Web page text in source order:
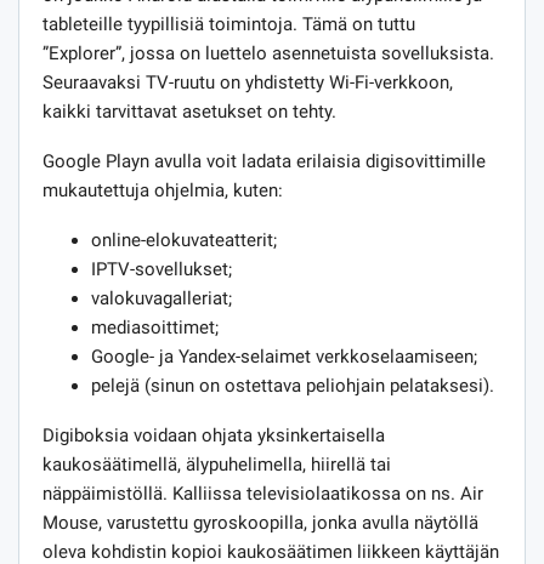
tableteille tyypillisiä toimintoja. Tämä on tuttu
”Explorer”, jossa on luettelo asennetuista sovelluksista.
Seuraavaksi TV-ruutu on yhdistetty Wi-Fi-verkkoon,
kaikki tarvittavat asetukset on tehty.
Google Playn avulla voit ladata erilaisia ​​digisovittimille
mukautettuja ohjelmia, kuten:
online-elokuvateatterit;
IPTV-sovellukset;
valokuvagalleriat;
mediasoittimet;
Google- ja Yandex-selaimet verkkoselaamiseen;
pelejä (sinun on ostettava peliohjain pelataksesi).
Digiboksia voidaan ohjata yksinkertaisella
kaukosäätimellä, älypuhelimella, hiirellä tai
näppäimistöllä. Kalliissa televisiolaatikossa on ns. Air
Mouse, varustettu gyroskoopilla, jonka avulla näytöllä
oleva kohdistin kopioi kaukosäätimen liikkeen käyttäjän